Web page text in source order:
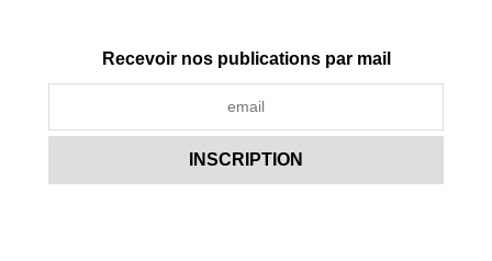
Recevoir nos publications par mail